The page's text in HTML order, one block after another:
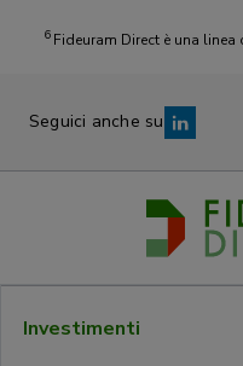
6 Fideuram Direct è una
Seguici anche su
Investimenti